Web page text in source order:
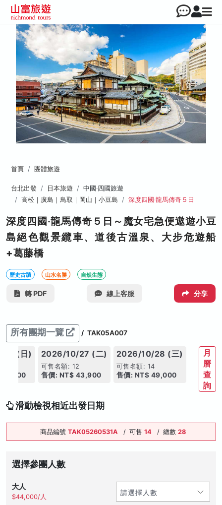
首頁 團體旅遊
台北出發 日本旅遊
中國‧四國旅遊
高松｜廣島｜鳥取｜岡山｜小豆島
深度四國‧龍馬傳奇５日
深度四國‧龍馬傳奇５日～魔女宅急便遨遊小豆
島絕色觀景纜車、道後古溫泉、大步危遊船
+葛藤橋
歷史古蹟 山水名勝 自然生態
轉 PDF 線上客服 分享
所有團期一覽 / TAK05A007
(日)
43,900
2026/10/27 (二)
可售名額: 12
售價: NT$ 43,900
2026/10/28 (三)
可售名額: 14
售價: NT$ 49,000
月
曆
查
詢
滑動檢視相近出發日期
商品編號 TAK05260531A / 可售 14 / 總數 28
選擇參團人數
大人
$44,000/人